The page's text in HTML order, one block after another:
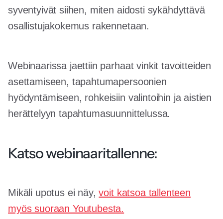
syventyivät siihen, miten aidosti sykähdyttävä
osallistujakokemus rakennetaan.
Webinaarissa jaettiin parhaat vinkit tavoitteiden
asettamiseen, tapahtumapersoonien
hyödyntämiseen, rohkeisiin valintoihin ja aistien
herättelyyn tapahtumasuunnittelussa.
Katso webinaaritallenne:
Mikäli upotus ei näy,voit katsoa tallenteen
myös suoraan Youtubesta.